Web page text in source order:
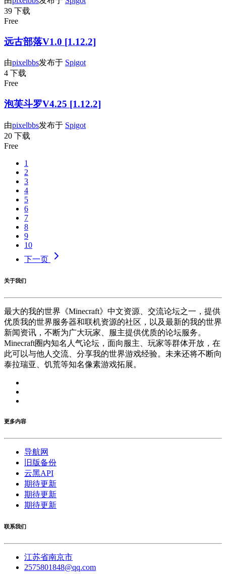
39 下载
Free
远古部落V1.0 [1.12.2]
由pixelbbs发布于 Spigot
4 下载
Free
泡芙斗罗V4.25 [1.12.2]
由pixelbbs发布于 Spigot
20 下载
Free
1
2
3
4
5
6
7
8
9
10
下一页
关于我们
最大的我的世界《Minecraft》中文资源、交流论坛之一，提供
优质我的世界服务器和联机资源的社区，以及最新的我的世界
新闻资讯，不断为广大玩家、服主提供优质的论坛服务。
Minecraft圈内知名人气论坛，面向服主、玩家等群体开放，在
此可以与他人交流、分享我的世界游戏经验。未来还将不断向
泰拉瑞亚、饥荒等知名像素游戏拓展。
更多内容
导航网
旧版备份
云黑API
期待更新
期待更新
期待更新
联系我们
江苏省南京市
2575801848@qq.com